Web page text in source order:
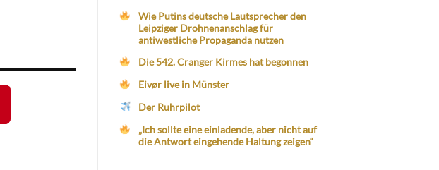
Wie Putins deutsche Lautsprecher den
Leipziger Drohnenanschlag für
antiwestliche Propaganda nutzen
Die 542. Cranger Kirmes hat begonnen
Eivør live in Münster
Der Ruhrpilot
„Ich sollte eine einladende, aber nicht auf
die Antwort eingehende Haltung zeigen“